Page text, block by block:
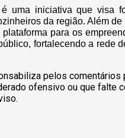
uma iniciativa que visa
da região. Além
para os
fortalecendo a rede
pelos
ofensivo ou que falte